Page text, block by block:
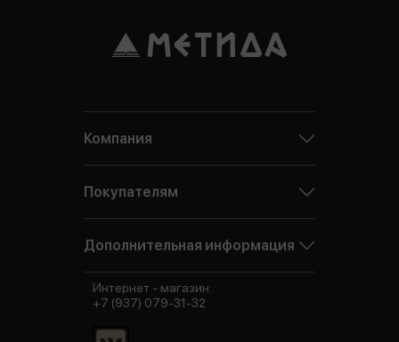
Компания
Покупателям
Дополнительная информация
Интернет - магазин:
+7 (937) 079-31-32